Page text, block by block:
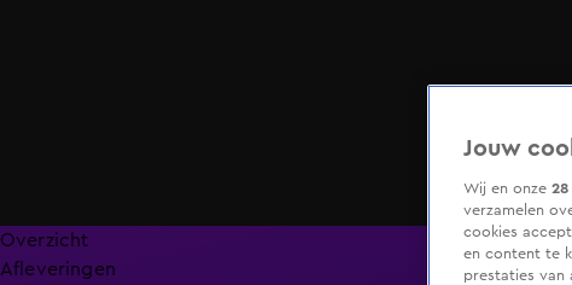
Overzicht
Afleveringen
Jouw
Wij en onze 28
verzamelen
cookies
en content te
prestaties van